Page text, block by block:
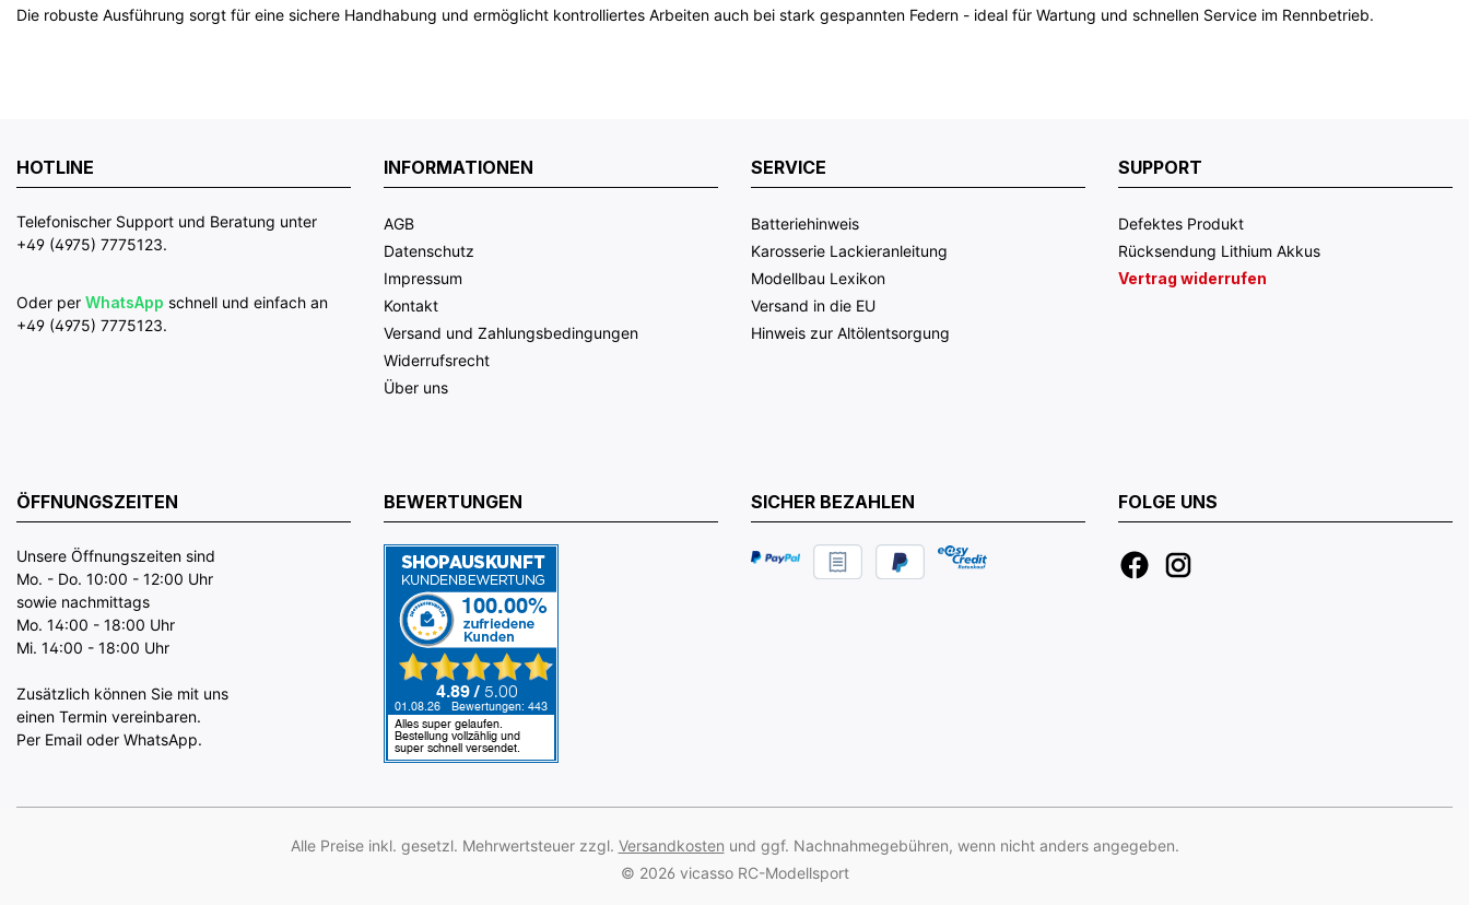
Die robuste Ausführung sorgt für eine sichere Handhabung und ermöglicht kontrolliertes Arbeiten auch bei stark gespannten Federn - ideal für Wartung und schnellen Service im Rennbetrieb.
HOTLINE
Telefonischer Support und Beratung unter
+49 (4975) 7775123.
Oder per WhatsApp schnell und einfach an
+49 (4975) 7775123.
INFORMATIONEN
AGB
Datenschutz
Impressum
Kontakt
Versand und Zahlungsbedingungen
Widerrufsrecht
Über uns
SERVICE
Batteriehinweis
Karosserie Lackieranleitung
Modellbau Lexikon
Versand in die EU
Hinweis zur Altölentsorgung
SUPPORT
Defektes Produkt
Rücksendung Lithium Akkus
Vertrag widerrufen
ÖFFNUNGSZEITEN
Unsere Öffnungszeiten sind
Mo. - Do. 10:00 - 12:00 Uhr
sowie nachmittags
Mo. 14:00 - 18:00 Uhr
Mi. 14:00 - 18:00 Uhr
Zusätzlich können Sie mit uns
einen Termin vereinbaren.
Per Email oder WhatsApp.
BEWERTUNGEN SICHER BEZAHLEN FOLGE UNS
Alle Preise inkl. gesetzl. Mehrwertsteuer zzgl. Versandkosten und ggf. Nachnahmegebühren, wenn nicht anders angegeben.
© 2026 vicasso RC-Modellsport